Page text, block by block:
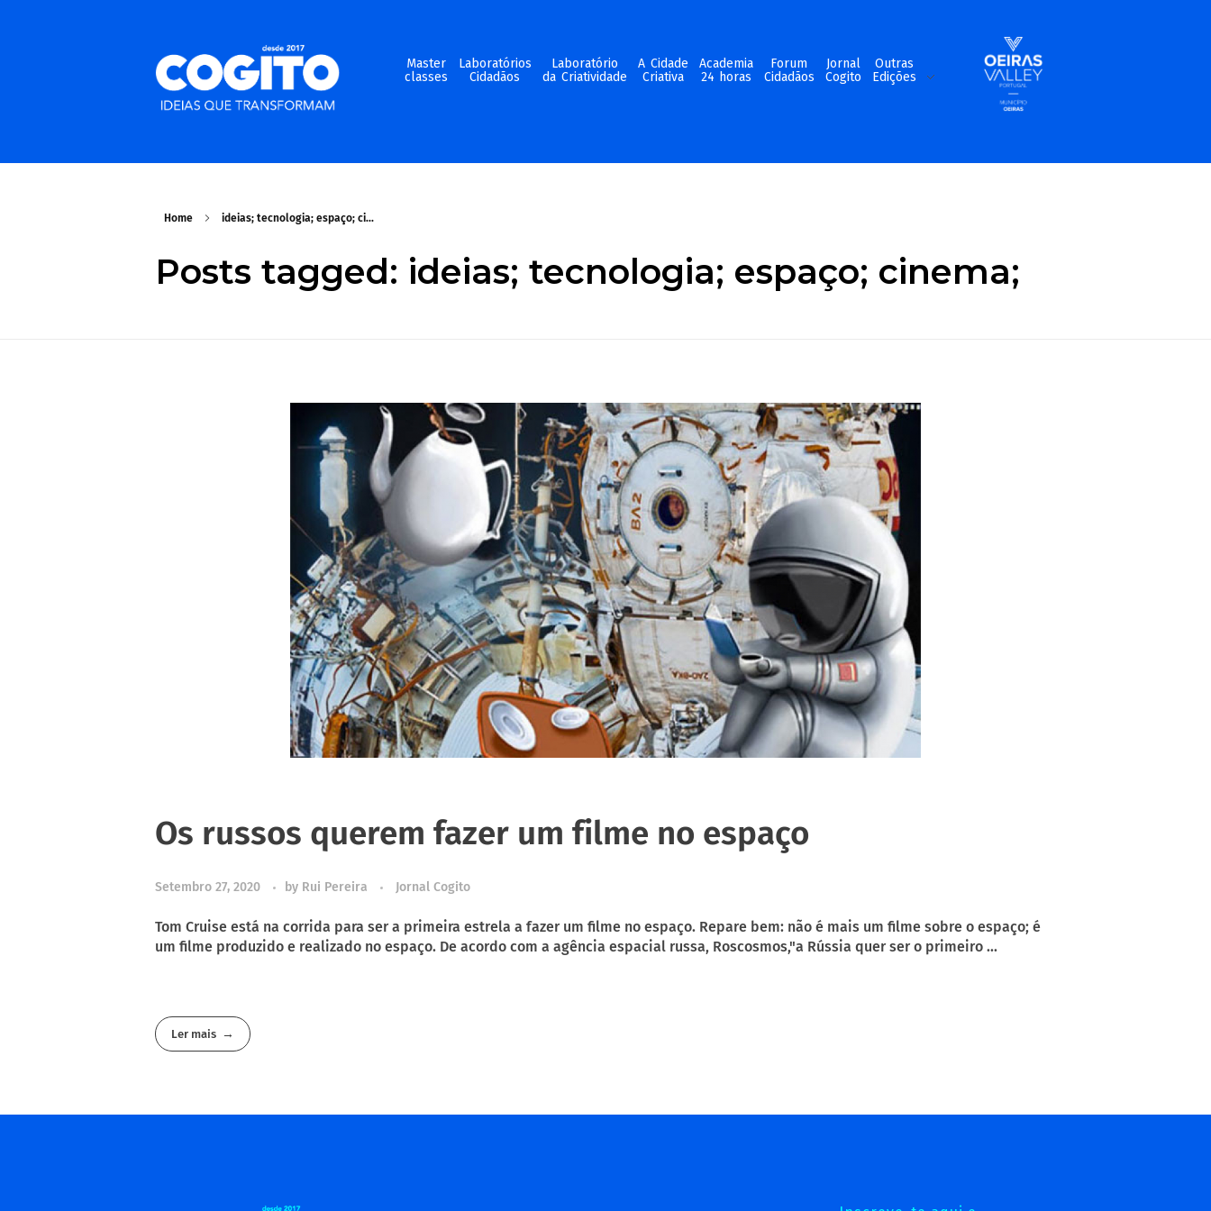
Master
classes
Laboratórios
Cidadãos
Laboratório
da Criatividade
A Cidade
Criativa
Academia
24 horas
Forum
Cidadãos
Jornal
Cogito
Outras
Edições
Home ideias; tecnologia; espaço; ci...
Posts tagged: ideias; tecnologia; espaço; cinema;
Os russos querem fazer um filme no espaço
Setembro 27, 2020 by Rui Pereira Jornal Cogito
Tom Cruise está na corrida para ser a primeira estrela a fazer um filme no espaço. Repare bem: não é mais um filme sobre o espaço; é
um filme produzido e realizado no espaço. De acordo com a agência espacial russa, Roscosmos,"a Rússia quer ser o primeiro ...
Ler mais